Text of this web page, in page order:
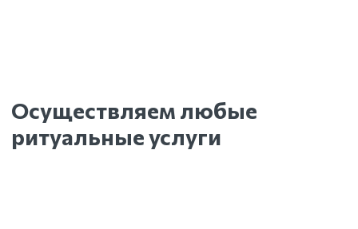
Осуществляем любые
ритуальные услуги